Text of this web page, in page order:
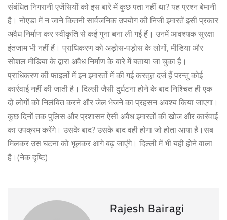
संबंधित निगरानी एजेंसियों को इस बारे में कुछ पता नहीं था? यह प्रश्न बेमानी
है। नोएडा में न जाने कितनी सार्वजनिक उपयोग की निजी इमारतें इसी प्रकार
अवैध निर्माण कर स्वीकृति से कई गुना बना ली गई हैं। उनमें आवश्यक सुरक्षा
इंतजाम भी नहीं हैं। प्राधिकरण को अड़ोस-पड़ोस के लोगों, मीडिया और
सोशल मीडिया के द्वारा अवैध निर्माण के बारे में बताया जा चुका है।
प्राधिकरण की फाइलों में इन इमारतों में की गई करतूत दर्ज हैं परन्तु कोई
कार्रवाई नहीं की जाती है। दिल्ली जैसी दुर्घटना होने के बाद निश्चित ही एक
दो लोगों को निलंबित करने और जेल भेजने का प्रहसन अवश्य किया जाएगा।
कुछ दिनों तक पुलिस और प्रशासन ऐसी अवैध इमारतों की खोज और कार्रवाई
का उपक्रम करेंगे। उसके बाद? उसके बाद वही होगा जो होता आया है।सब
मिलकर उस घटना को भूलकर आगे बढ़ जाएंगे। दिल्ली में भी यही होने वाला
है।(नेक दृष्टि)
Rajesh Bairagi